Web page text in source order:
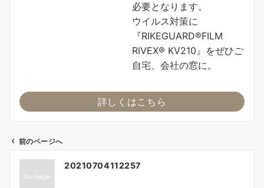
必要となります。
ウイルス対策に
『RIKEGUARD®FILM
RIVEX® KV210』をぜひご
自宅、会社の窓に。
詳しくはこちら
前のページへ
20210704112257